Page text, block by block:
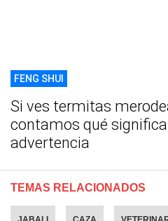
FENG SHUI
Si ves termitas
contamos qué
advertencia
TEMAS RELACIONADOS